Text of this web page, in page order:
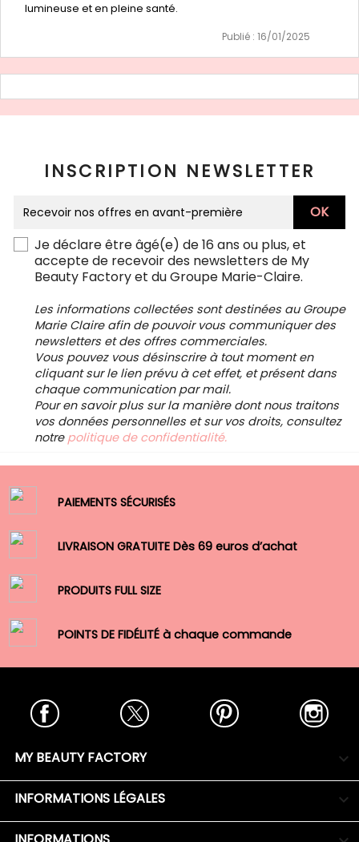
lumineuse et en pleine santé.
Publié : 16/01/2025
INSCRIPTION NEWSLETTER
Je déclare être âgé(e) de 16 ans ou plus, et
accepte de recevoir des newsletters de My
Beauty Factory et du Groupe Marie-Claire.
Les informations collectées sont destinées au Groupe
Marie Claire afin de pouvoir vous communiquer des
newsletters et des offres commerciales.
Vous pouvez vous désinscrire à tout moment en
cliquant sur le lien prévu à cet effet, et présent dans
chaque communication par mail.
Pour en savoir plus sur la manière dont nous traitons
vos données personnelles et sur vos droits, consultez
notre politique de confidentialité.
PAIEMENTS SÉCURISÉS
LIVRAISON GRATUITE Dès 69 euros d’achat
PRODUITS FULL SIZE
POINTS DE FIDÉLITÉ à chaque commande
Facebook Twitter Pinterest
MY BEAUTY FACTORY 
INFORMATIONS LÉGALES 